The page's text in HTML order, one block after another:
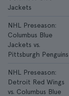
Jackets
NHL Preseason:
Columbus Blue
Jackets vs.
Pittsburgh Penguins
NHL Preseason:
Detroit Red Wings
vs. Columbus Blue